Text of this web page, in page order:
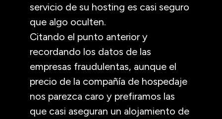
servicio de su hosting es casi seguro
que algo oculten.
Citando el punto anterior y
recordando los datos de las
empresas fraudulentas, aunque el
precio de la compañía de hospedaje
nos parezca caro y prefiramos las
que casi aseguran un alojamiento de